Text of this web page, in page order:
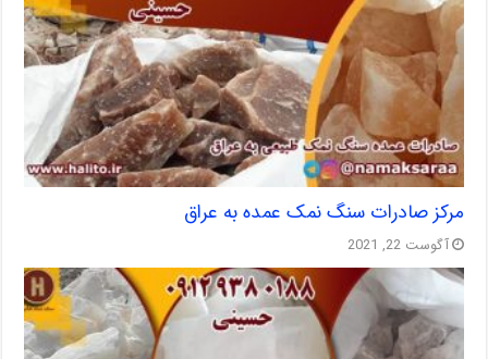
مرکز صادرات سنگ نمک عمده به عراق
آگوست 22, 2021